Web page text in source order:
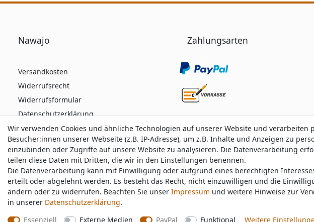
Nawajo
Versandkosten
Widerrufsrecht
Widerrufsformular
Datenschutzerklärung
AGB
Impressum
Zahlungsarten
Durchschnittliche Bewertung vonnawajo.de bei Trustami:5.00/5.00 mit319.175
Wir verwenden Cookies und ähnliche Technologien auf unserer Website und verarbeiten
Besucher:innen unserer Webseite (z.B. IP-Adresse), um z.B. Inhalte und Anzeigen zu
einzubinden oder Zugriffe auf unsere Website zu analysieren. Die Datenverarbeitung
teilen diese Daten mit Dritten, die wir in den Einstellungen benennen.
Die Datenverarbeitung kann mit Einwilligung oder aufgrund eines berechtigten
erteilt oder abgelehnt werden. Es besteht das Recht, nicht einzuwilligen und die
ändern oder zu widerrufen. Beachten Sie unser Impressum und weitere Hinweise zur
in unserer Daten­schutz­erklärung.
Essenziell
Externe Medien PayPal Funktional Weitere
Wir verwenden Cookies und ähnliche Technologien auf unserer Website und verarbeiten
Besucher:innen unserer Webseite (z.B. IP-Adresse), um z.B. Inhalte und Anzeigen zu
einzubinden oder Zugriffe auf unsere Website zu analysieren. Die Datenverarbeitung
teilen diese Daten mit Dritten, die wir in den Einstellungen benennen.
Die Datenverarbeitung kann mit Einwilligung oder aufgrund eines berechtigten
erteilt oder abgelehnt werden. Es besteht das Recht, nicht einzuwilligen und die
ändern oder zu widerrufen. Beachten Sie unser Impressum und weitere Hinweise zur
in unserer Daten­schutz­erklärung.
Essenziell
Externe Medien PayPal Funktional Weitere